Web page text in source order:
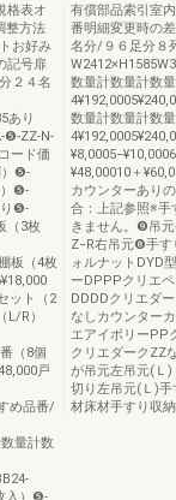
格表オ
方法
お好み
記号扉
２４名
あり
❺-ZZ-N-
ード価
）❺-
）❺-
り❺-
（3枚
板（4枚
ット（2
L/R）
（8個
戸
め品番/
量計数
入）❺-
有償部品索引室
番明細変更時の
名分/９６足分８
数量計数量計数
数量計数量計数
¥48,00010＋
カウンターあり
合：上記参照※手
きません。❾吊
Z−R右吊元❽手す
ォルナットDYD
ーDPPPクリエ
DDDDクリエダ
なしカウンター
エアイボリーPP
クリエダークZZ
が吊元左吊元(Ｌ
切り左吊元(Ｌ)
材床材手すり収